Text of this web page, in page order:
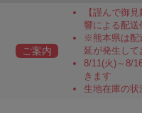
ご案内
【謹んで御
響による配送
※熊本県は配
延が発生して
8/11(火)～8/
きます
生地在庫の状